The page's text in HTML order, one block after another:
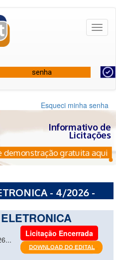
Esqueci minha senha
Informativo de
Licitações
demonstração gratuita aqui
- 4/2026 -
Licitação Encerrada